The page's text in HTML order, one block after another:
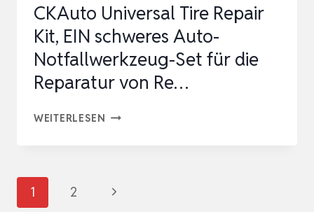
CKAuto Universal Tire Repair
Kit, EIN schweres Auto-
Notfallwerkzeug-Set für die
Reparatur von Re…
WEITERLESEN CKAUTO
KIT,
Seitennavigation
1 2
Nächste